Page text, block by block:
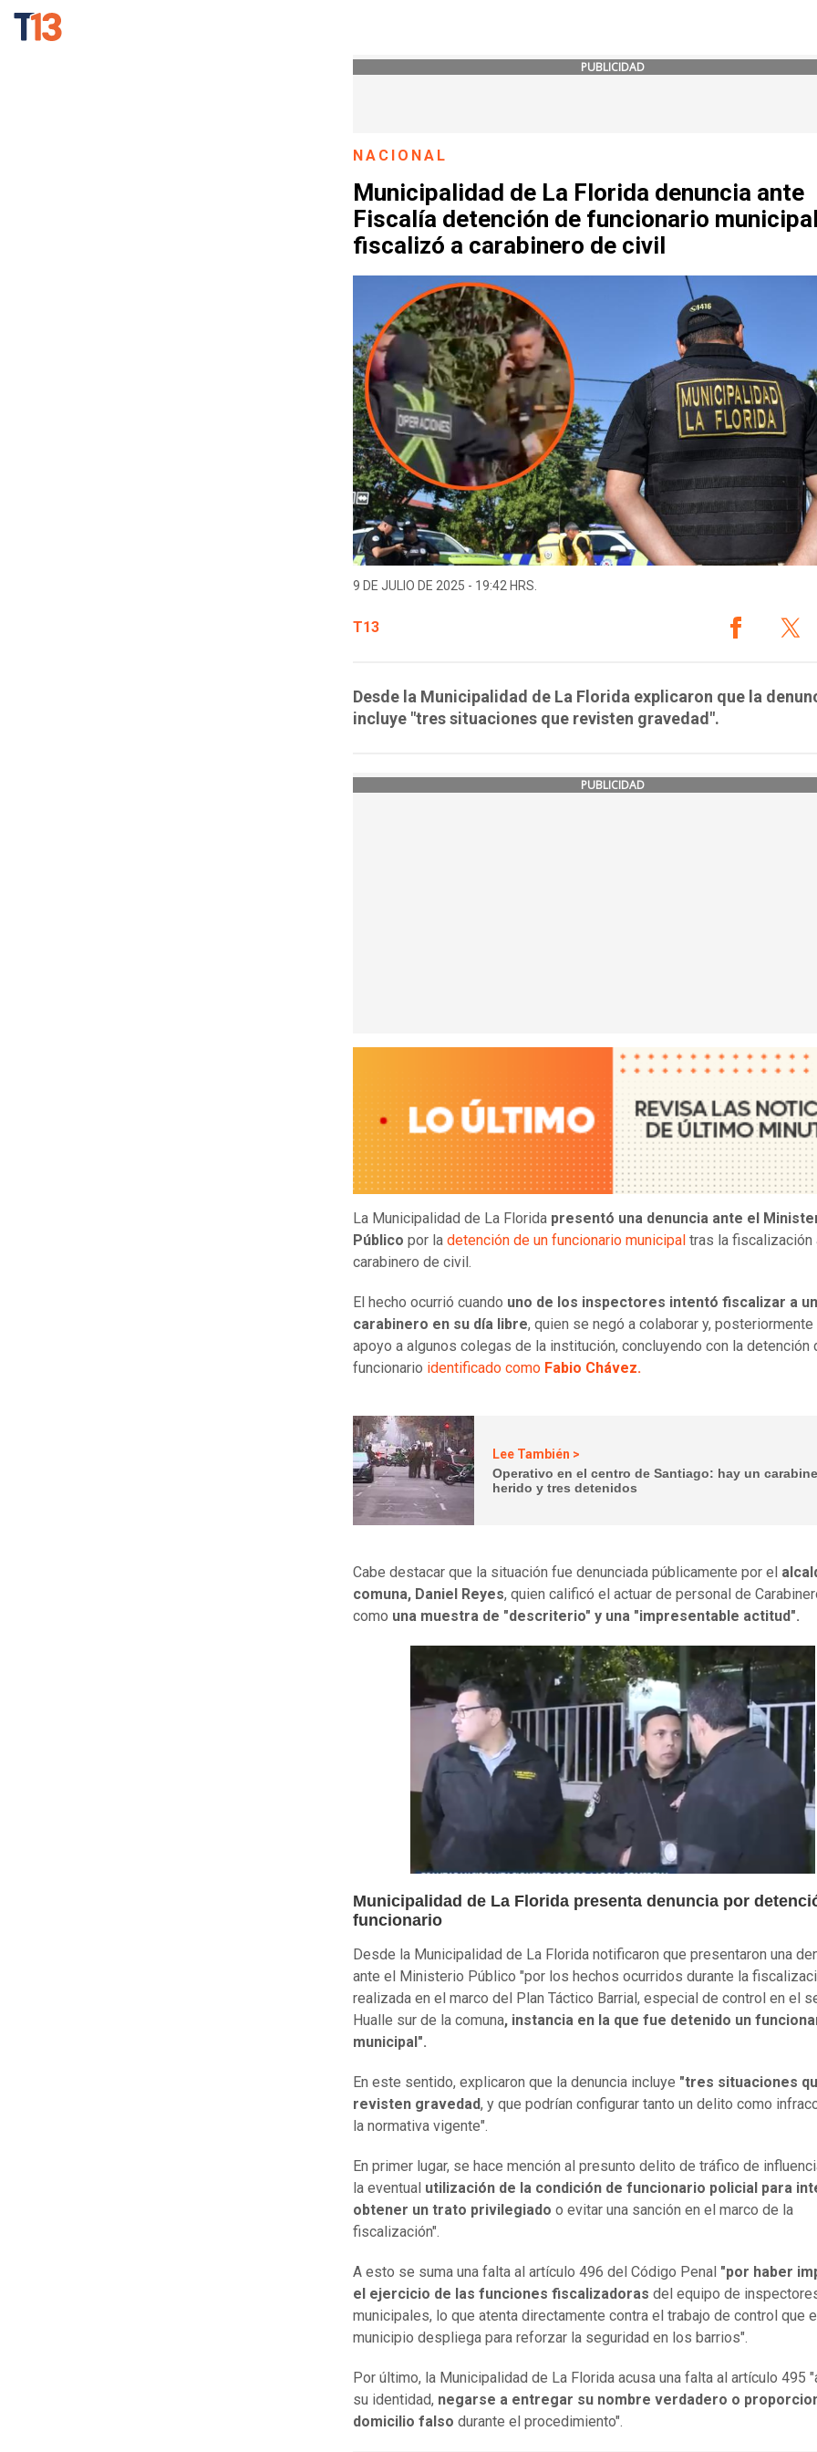
PUBLICIDAD
NACIONAL
Municipalidad de La Florida denuncia ante
Fiscalía detención de funcionario
fiscalizó a carabinero de civil
9 DE JULIO DE 2025 - 19:42 HRS.
T13
Desde la Municipalidad de La Florida explicaron que la
incluye "tres situaciones que revisten gravedad".
PUBLICIDAD
La Municipalidad de La Florida presentó una denuncia ante el
Público por la detención de un funcionario municipal tras la fiscalización
carabinero de civil.
El hecho ocurrió cuando uno de los inspectores intentó fiscalizar a un
carabinero en su día libre, quien se negó a colaborar y,
apoyo a algunos colegas de la institución, concluyendo con la detención
funcionario identificado como Fabio Chávez.
Lee También >
Operativo en el centro de Santiago: hay un
herido y tres detenidos
Cabe destacar que la situación fue denunciada públicamente por el
comuna, Daniel Reyes, quien calificó el actuar de personal de
como una muestra de "descriterio" y una "impresentable actitud".
Municipalidad de La Florida presenta denuncia por
funcionario
Desde la Municipalidad de La Florida notificaron que presentaron una
ante el Ministerio Público "por los hechos ocurridos durante la
realizada en el marco del Plan Táctico Barrial, especial de control en el
Hualle sur de la comuna, instancia en la que fue detenido un
municipal".
En este sentido, explicaron que la denuncia incluye "tres situaciones
revisten gravedad, y que podrían configurar tanto un delito como
la normativa vigente".
En primer lugar, se hace mención al presunto delito de tráfico de
la eventual utilización de la condición de funcionario policial para
obtener un trato privilegiado o evitar una sanción en el marco de la
fiscalización".
A esto se suma una falta al artículo 496 del Código Penal "por haber
el ejercicio de las funciones fiscalizadoras del equipo de
municipales, lo que atenta directamente contra el trabajo de control que
municipio despliega para reforzar la seguridad en los barrios".
Por último, la Municipalidad de La Florida acusa una falta al artículo 495
su identidad, negarse a entregar su nombre verdadero o
domicilio falso durante el procedimiento".